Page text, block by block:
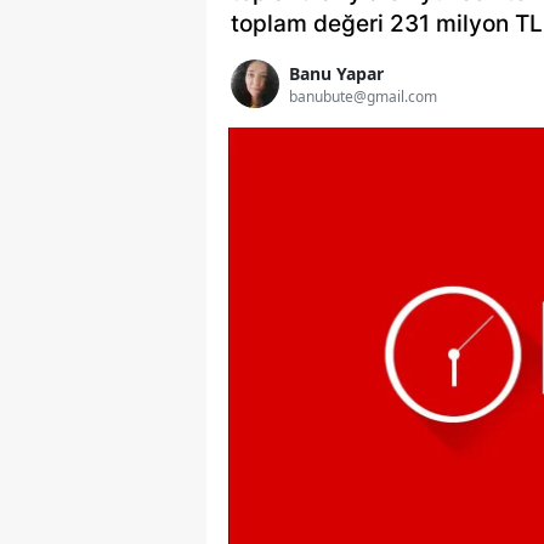
toplam değeri 231 milyon
Banu Yapar
banubute@gmail.com